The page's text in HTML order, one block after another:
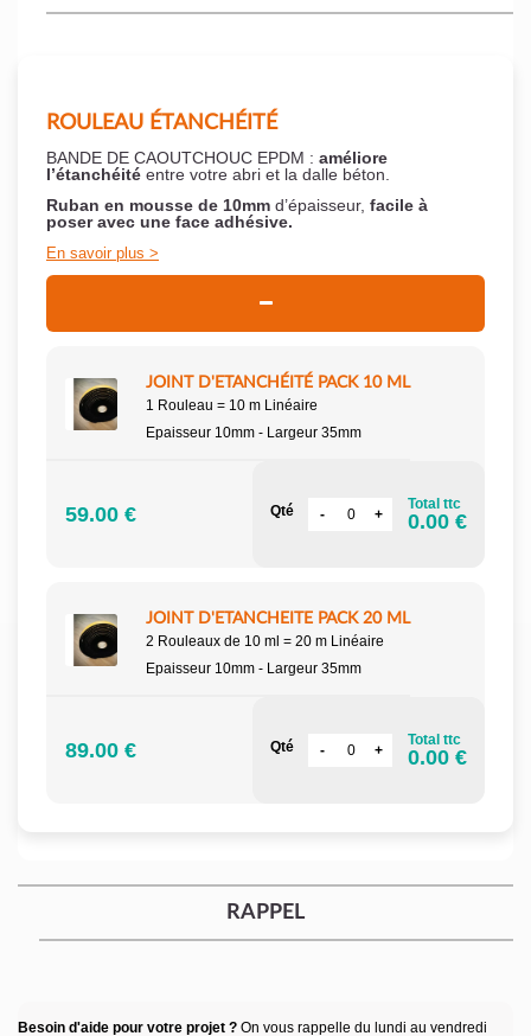
ROULEAU ÉTANCHÉITÉ
BANDE DE CAOUTCHOUC EPDM : améliore
l’étanchéité entre votre abri et la dalle béton.
Ruban en mousse de 10mm d’épaisseur, facile à
poser avec une face adhésive.
En savoir plus
JOINT D'ETANCHÉITÉ PACK 10 ML
1 Rouleau = 10 m Linéaire
Epaisseur 10mm - Largeur 35mm
59.00 € Qté Total ttc
0.00 €
JOINT D'ETANCHEITE PACK 20 ML
2 Rouleaux de 10 ml = 20 m Linéaire
Epaisseur 10mm - Largeur 35mm
89.00 € Qté Total ttc
0.00 €
RAPPEL
Besoin d'aide pour votre projet ? On vous rappelle du lundi au vendredi